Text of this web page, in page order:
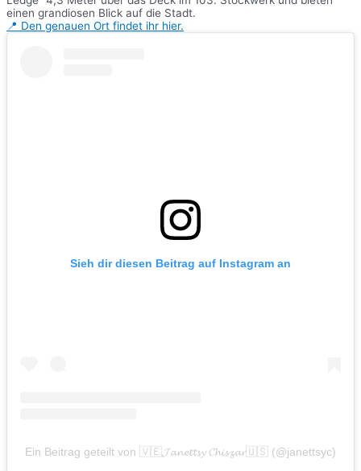
einen grandiosen Blick auf die Stadt.
📍 Den genauen Ort findet ihr hier.
Sieh dir diesen Beitrag auf Instagram an
Ein Beitrag geteilt von 🇻🇪𝓙𝓪𝓷𝓮𝓽𝓽𝓼𝔂 𝓒𝓱𝓲𝓼𝔃𝓪𝓻🇺🇸 (@janettsyc)